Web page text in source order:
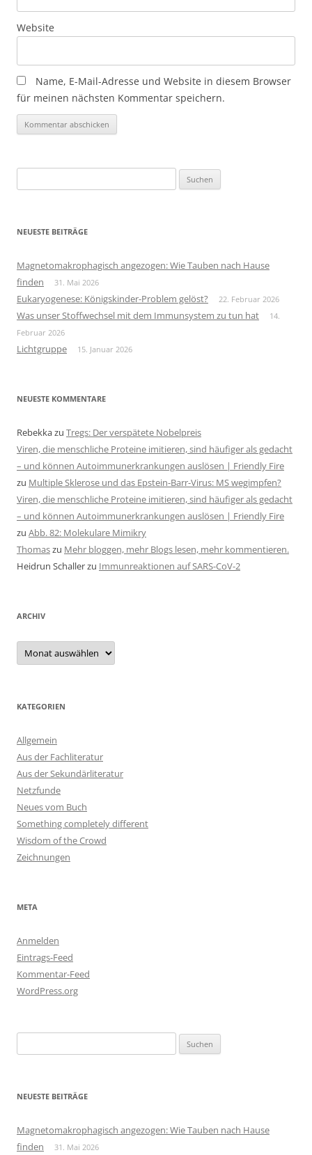
Website
Name, E-Mail-Adresse und Website in diesem Browser
für meinen nächsten Kommentar speichern.
nach:
NEUESTE BEITRÄGE
Magnetomakrophagisch angezogen: Wie Tauben nach Hause
finden
31. Mai 2026
Eukaryogenese: Königskinder-Problem gelöst? 22. Februar 2026
Was unser Stoffwechsel mit dem Immunsystem zu tun hat
14.
Februar 2026
Lichtgruppe 15. Januar 2026
NEUESTE KOMMENTARE
Rebekkazu Tregs: Der verspätete Nobelpreis
Viren, die menschliche Proteine imitieren, sind häufiger als gedacht
– und können Autoimmunerkrankungen auslösen | Friendly Fire
zu Multiple Sklerose und das Epstein-Barr-Virus: MS wegimpfen?
Viren, die menschliche Proteine imitieren, sind häufiger als gedacht
– und können Autoimmunerkrankungen auslösen | Friendly Fire
zu Abb. 82: Molekulare Mimikry
Thomaszu Mehr bloggen, mehr Blogs lesen, mehr kommentieren.
Heidrun Schallerzu Immunreaktionen auf SARS-CoV-2
ARCHIV
Archiv
KATEGORIEN
Allgemein
Aus der Fachliteratur
Aus der Sekundärliteratur
Netzfunde
Neues vom Buch
Something completely different
Wisdom of the Crowd
Zeichnungen
META
Anmelden
Eintrags-Feed
Kommentar-Feed
WordPress.org
nach:
NEUESTE BEITRÄGE
Magnetomakrophagisch angezogen: Wie Tauben nach Hause
finden
31. Mai 2026